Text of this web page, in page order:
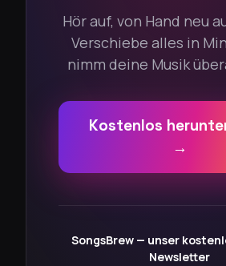
Hör auf, von Hand neu
Verschiebe alles in
nimm deine Musik
Kostenlos
→
SongsBrew — unser
Newsletter